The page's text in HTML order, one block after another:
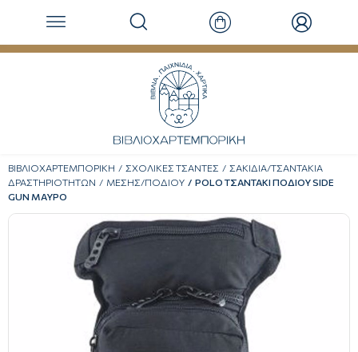
ΒΙΒΛΙΟΧΑΡΤΕΜΠΟΡΙΚΗ ΣΧΟΛΙΚΕΣ ΤΣΑΝΤΕΣ
ΣΑΚΙΔΙΑ/ΤΣΑΝΤΑΚΙΑ
ΔΡΑΣΤΗΡΙΟΤΗΤΩΝ
ΜΕΣΗΣ/ΠΟΔΙΟΥ
POLO ΤΣΑΝΤΑΚΙ ΠΟΔΙΟΥ SIDE
GUN ΜΑΥΡΟ